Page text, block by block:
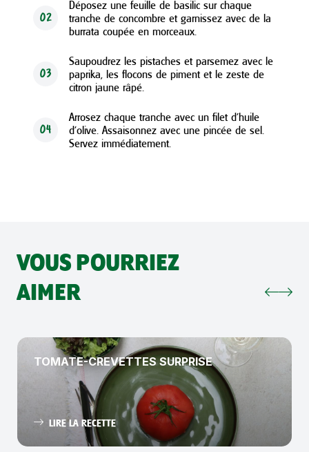
02
Déposez une feuille de basilic sur chaque
tranche de concombre et garnissez avec de la
burrata coupée en morceaux.
03
Saupoudrez les pistaches et parsemez avec le
paprika, les flocons de piment et le zeste de
citron jaune râpé.
04
Arrosez chaque tranche avec un filet d'huile
d'olive. Assaisonnez avec une pincée de sel.
Servez immédiatement.
VOUS POURRIEZ
AIMER
TOMATE-CREVETTES SURPRISE
LIRE LA RECETTE